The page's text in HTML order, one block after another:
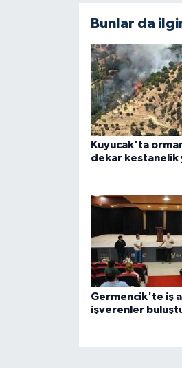
Bunlar da
Kuyucak'ta
dekar kestanelik
Germencik'te iş
işverenler